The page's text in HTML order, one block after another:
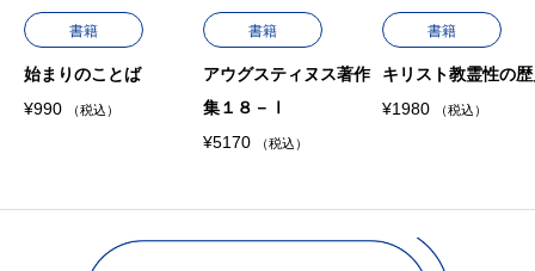
書籍
始まりのことば
¥990 （税込）
書籍
アウグスティヌス著作
集１８－Ⅰ
¥5170 （税込）
書籍
キリスト教霊性の
¥1980 （税込）